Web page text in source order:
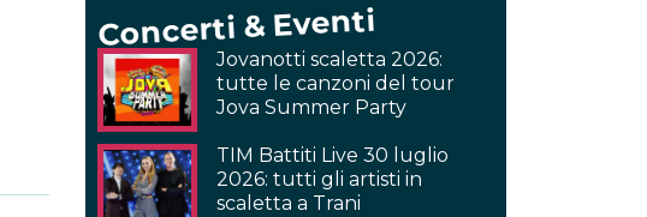
Concerti & Eventi
Jovanotti scaletta 2026:
tutte le canzoni del tour
Jova Summer Party
TIM Battiti Live 30 luglio
2026: tutti gli artisti in
scaletta a Trani